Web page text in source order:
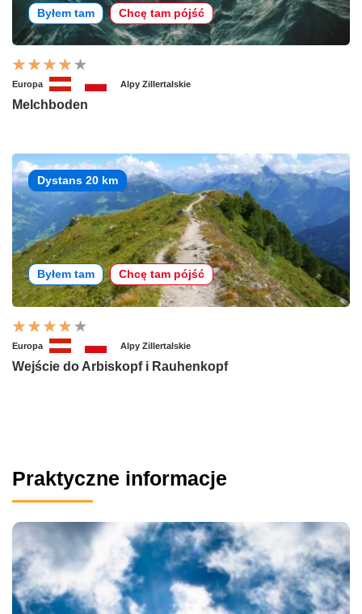
Byłem tam Chcę tam pójść
Europa Alpy Zillertalskie
Melchboden
Dystans 20 km
Byłem tam Chcę tam pójść
Europa Alpy Zillertalskie
Wejście do Arbiskopf i Rauhenkopf
Praktyczne informacje